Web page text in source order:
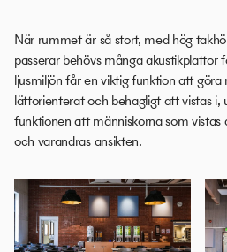
När rummet är så stort, med hög
passerar behövs många akustikplattor
ljusmiljön får en viktig funktion att
lättorienterat och behagligt att vistas i,
funktionen att människorna som vistas
och varandras ansikten.